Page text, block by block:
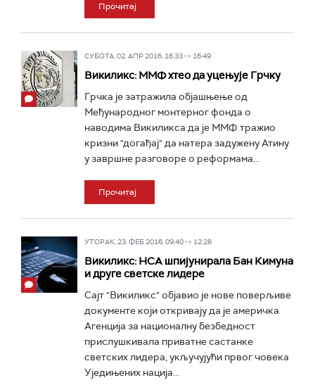
Прочитај
СУБОТА, 02. АПР 2016, 16:33 -> 16:49
Викиликс: ММФ хтео да уцењује Грчку
Грчка је затражила објашњење од
Међународног монтерног фонда о
наводима Викиликса да је ММФ тражио
кризни "догађај" да натера задужену Атину
у завршне разговоре о реформама...
Прочитај
УТОРАК, 23. ФЕБ 2016, 09:40 -> 12:28
Викиликс: НСА шпијунирала Бан Кимуна
и друге светске лидере
Сајт "Викиликс" објавио је нове поверљиве
документе који откривају да је америчка
Агенција за националну безбедност
прислушкивала приватне састанке
светских лидера, укључујући првог човека
Уједињених нација...